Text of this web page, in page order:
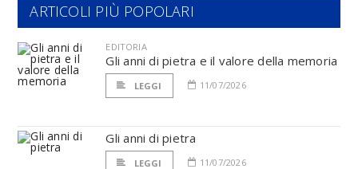
ARTICOLI PIÙ POPOLARI
EDITORIA
Gli anni di pietra e il valore della memoria
LEGGI 11/07/2026
Gli anni di pietra
LEGGI 11/07/2026